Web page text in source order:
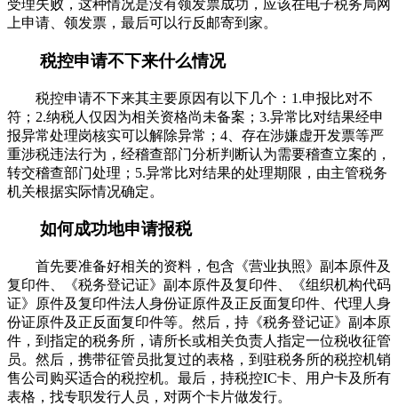
受理失败，这种情况是没有领发票成功，应该在电子税务局网
上申请、领发票，最后可以行反邮寄到家。
税控申请不下来什么情况
税控申请不下来其主要原因有以下几个：1.申报比对不
符；2.纳税人仅因为相关资格尚未备案；3.异常比对结果经申
报异常处理岗核实可以解除异常；4、存在涉嫌虚开发票等严
重涉税违法行为，经稽查部门分析判断认为需要稽查立案的，
转交稽查部门处理；5.异常比对结果的处理期限，由主管税务
机关根据实际情况确定。
如何成功地申请报税
首先要准备好相关的资料，包含《营业执照》副本原件及
复印件、《税务登记证》副本原件及复印件、《组织机构代码
证》原件及复印件法人身份证原件及正反面复印件、代理人身
份证原件及正反面复印件等。然后，持《税务登记证》副本原
件，到指定的税务所，请所长或相关负责人指定一位税收征管
员。然后，携带征管员批复过的表格，到驻税务所的税控机销
售公司购买适合的税控机。最后，持税控IC卡、用户卡及所有
表格，找专职发行人员，对两个卡片做发行。